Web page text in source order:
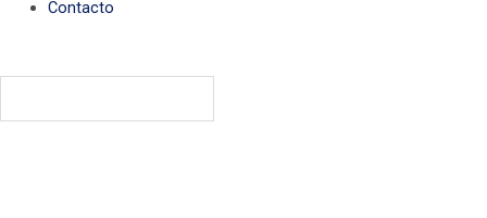
Contacto